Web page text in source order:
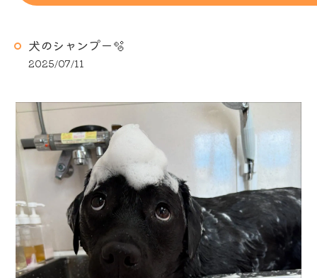
犬のシャンプー🫧
2025/07/11